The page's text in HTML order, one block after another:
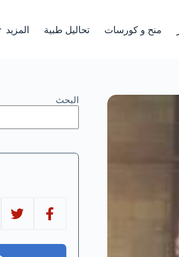
منح و كورسات تحاليل طبية المزيد
البحث